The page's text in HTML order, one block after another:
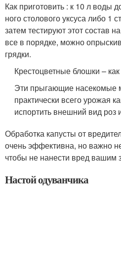
Как приготовить : к 10 л воды
ного столового уксуса либо 1
затем тестируют этот состав
все в порядке, можно
грядки.
Крестоцветные блошки –
Эти прыгающие насекомые
практически всего урожая
испортить внешний вид роз
Обработка капусты от
очень эффективна, но важно
чтобы не нанести вред вашим
Настой одуванчика